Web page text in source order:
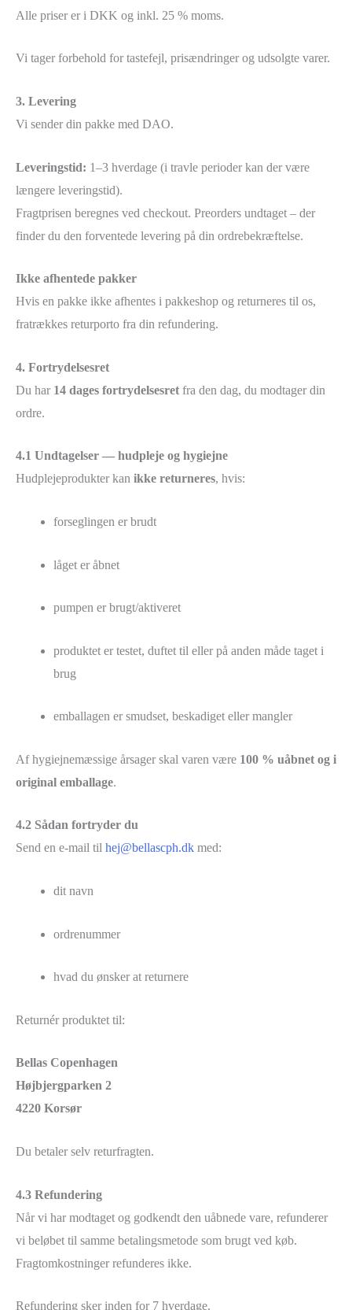
Alle priser er i DKK og inkl. 25 % moms.
Vi tager forbehold for tastefejl, prisændringer og udsolgte varer.
3. Levering
Vi sender din pakke med DAO.
Leveringstid: 1–3 hverdage (i travle perioder kan der være
længere leveringstid).
Fragtprisen beregnes ved checkout. Preorders undtaget – der
finder du den forventede levering på din ordrebekræftelse.
Ikke afhentede pakker
Hvis en pakke ikke afhentes i pakkeshop og returneres til os,
fratrækkes returporto fra din refundering.
4. Fortrydelsesret
Du har 14 dages fortrydelsesret fra den dag, du modtager din
ordre.
4.1 Undtagelser — hudpleje og hygiejne
Hudplejeprodukter kan ikke returneres, hvis:
forseglingen er brudt
låget er åbnet
pumpen er brugt/aktiveret
produktet er testet, duftet til eller på anden måde taget i
brug
emballagen er smudset, beskadiget eller mangler
Af hygiejnemæssige årsager skal varen være 100 % uåbnet og i
original emballage.
4.2 Sådan fortryder du
Send en e-mail til hej@bellascph.dk med:
dit navn
ordrenummer
hvad du ønsker at returnere
Returnér produktet til:
Bellas Copenhagen
Højbjergparken 2
4220 Korsør
Du betaler selv returfragten.
4.3 Refundering
Når vi har modtaget og godkendt den uåbnede vare, refunderer
vi beløbet til samme betalingsmetode som brugt ved køb.
Fragtomkostninger refunderes ikke.
Refundering sker inden for 7 hverdage.